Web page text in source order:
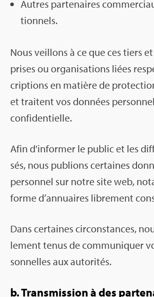
Autres par­te­naires
tion­nels.
Nous veillons à ce que ces tiers
prises ou orga­ni­sa­tions liées
crip­tions en matière de
et traitent vos don­nées
confi­den­tielle.
Afin d'in­for­mer le public et les
sés, nous publions cer­taines
per­son­nel sur notre site web,
forme d’an­nuaires libre­ment
Dans cer­taines cir­cons­tances,
le­ment tenus de com­mu­ni­quer
son­nelles aux auto­ri­tés.
b. Trans­mis­sion à des